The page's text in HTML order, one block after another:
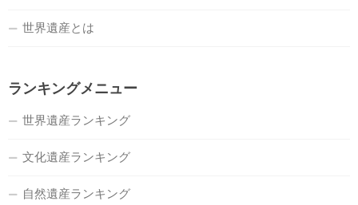
世界遺産とは
ランキングメニュー
世界遺産ランキング
文化遺産ランキング
自然遺産ランキング